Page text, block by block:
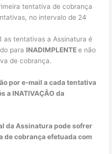
tentativa de cobrança
no intervalo de 24
as tentativas a Assinatura é
para INADIMPLENTEe não
de cobrança.
por e-mail a cada tentativa
a INATIVAÇÃO da
da Assinatura pode sofrer
de cobrança efetuada com